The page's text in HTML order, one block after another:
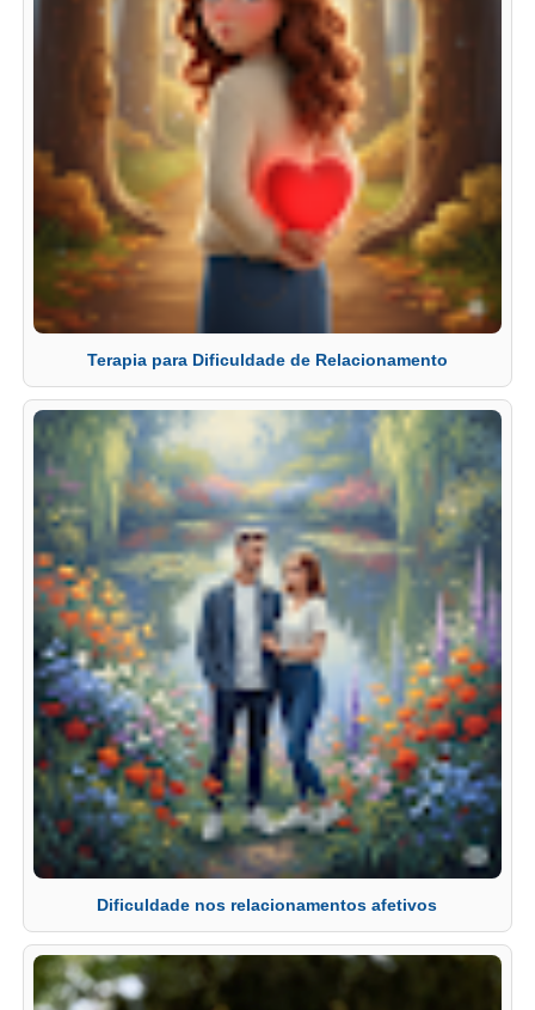
Terapia para Dificuldade de Relacionamento
Dificuldade nos relacionamentos afetivos